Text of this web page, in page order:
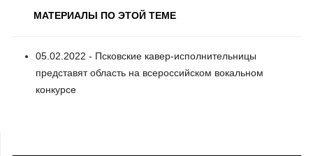
МАТЕРИАЛЫ ПО ЭТОЙ ТЕМЕ
05.02.2022 - Псковские кавер-исполнительницы
представят область на всероссийском вокальном
конкурсе